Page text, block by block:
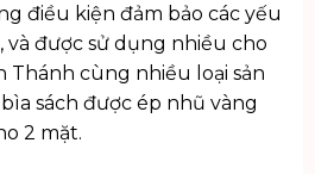
điều kiện đảm bảo các yếu
và được sử dụng nhiều cho
Thánh cùng nhiều loại sản
sách được ép nhũ vàng
2 mặt.